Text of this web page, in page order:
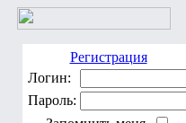
Регистрация
Логин:
Пароль: